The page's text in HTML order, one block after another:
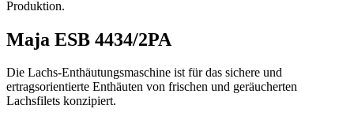
Produktion.
Maja ESB 4434/2PA
Die Lachs-Enthäutungsmaschine ist für das sichere und
ertragsorientierte Enthäuten von frischen und geräucherten
Lachsfilets konzipiert.